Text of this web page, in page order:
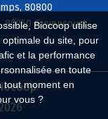
Biocoop utilise
du site, pour
et la performance
en toute
tout moment en
vous ?
80800
80250 Guyencourt